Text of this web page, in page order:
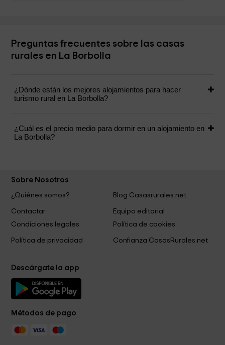
Preguntas frecuentes sobre las casas
rurales en La Borbolla
¿Dónde están los mejores alojamientos para hacer
turismo rural en La Borbolla?
¿Cuál es el precio medio para dormir en un alojamiento en
La Borbolla?
Sobre Nosotros
¿Quiénes somos?
Blog Casasrurales.net
Contactar
Equipo editorial
Condiciones legales
Política de cookies
Política de privacidad Confianza CasasRurales.net
Descárgate la app
Métodos de pago